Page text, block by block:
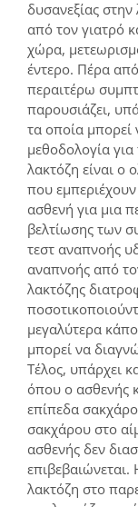
δυσανεξίας στην
από τον γιατρό
χώρα,
έντερο. Πέρα
περαιτέρω
παρουσιάζει,
τα οποία μπορεί
μεθοδολογία
λακτόζη είναι ο
που
ασθενή για μια
βελτίωσης των
τεστ αναπνοής
αναπνοής από
λακτόζης
μεγαλύτερα
μπορεί να
Τέλος, υπάρχει
όπου ο ασθενής
επίπεδα
σακχάρου στο
ασθενής δεν
επιβεβαιώνεται.
λακτόζη στο